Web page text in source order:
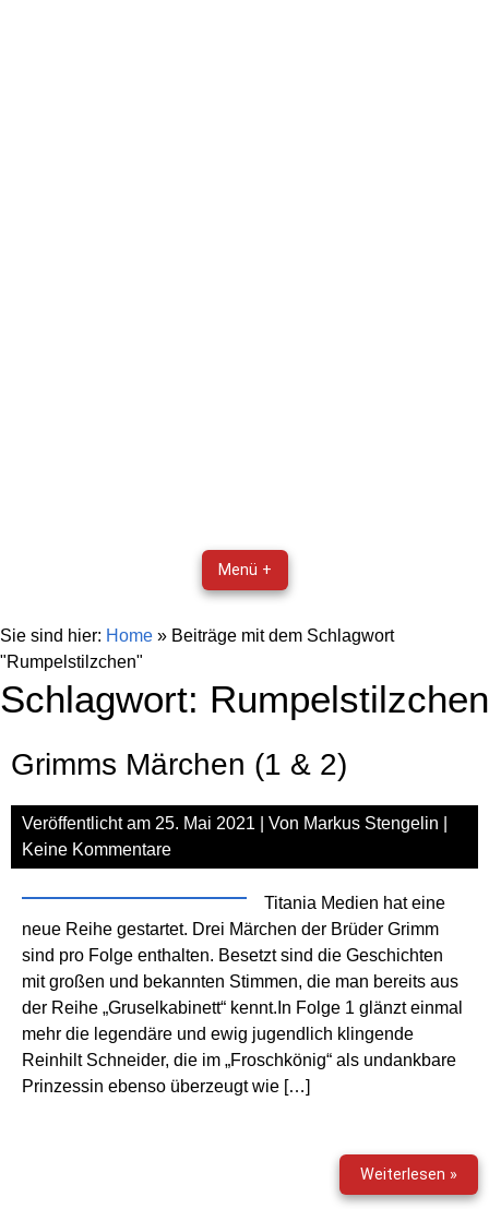
Menü +
Sie sind hier: Home » Beiträge mit dem Schlagwort
"Rumpelstilzchen"
Schlagwort: Rumpelstilzchen
Grimms Märchen (1 & 2)
Veröffentlicht am 25. Mai 2021 | Von Markus Stengelin
Keine Kommentare
Titania Medien hat eine
neue Reihe gestartet. Drei Märchen der Brüder Grimm
sind pro Folge enthalten. Besetzt sind die Geschichten
mit großen und bekannten Stimmen, die man bereits aus
der Reihe „Gruselkabinett“ kennt.In Folge 1 glänzt einmal
mehr die legendäre und ewig jugendlich klingende
Reinhilt Schneider, die im „Froschkönig“ als undankbare
Prinzessin ebenso überzeugt wie […]
Weiterlesen »